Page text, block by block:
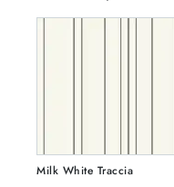
Milk White Traccia